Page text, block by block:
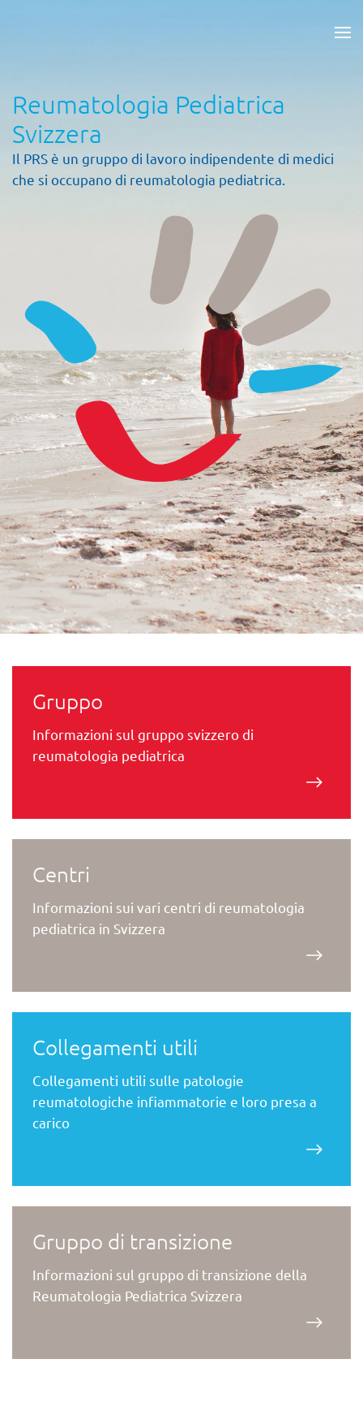
Reumatologia Pediatrica
Svizzera
Il PRS è un gruppo di lavoro indipendente di medici
che si occupano di reumatologia pediatrica.
Gruppo
Informazioni sul gruppo svizzero di
reumatologia pediatrica
Centri
Informazioni sui vari centri di reumatologia
pediatrica in Svizzera
Collegamenti utili
Collegamenti utili sulle patologie
reumatologiche infiammatorie e loro presa a
carico
Gruppo di transizione
Informazioni sul gruppo di transizione della
Reumatologia Pediatrica Svizzera